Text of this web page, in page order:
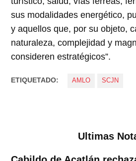
sus modalidades energético,
y aquellos que, por su objeto,
naturaleza, complejidad y
consideren estratégicos”.
ETIQUETADO: AMLO SCJN
Ultimas